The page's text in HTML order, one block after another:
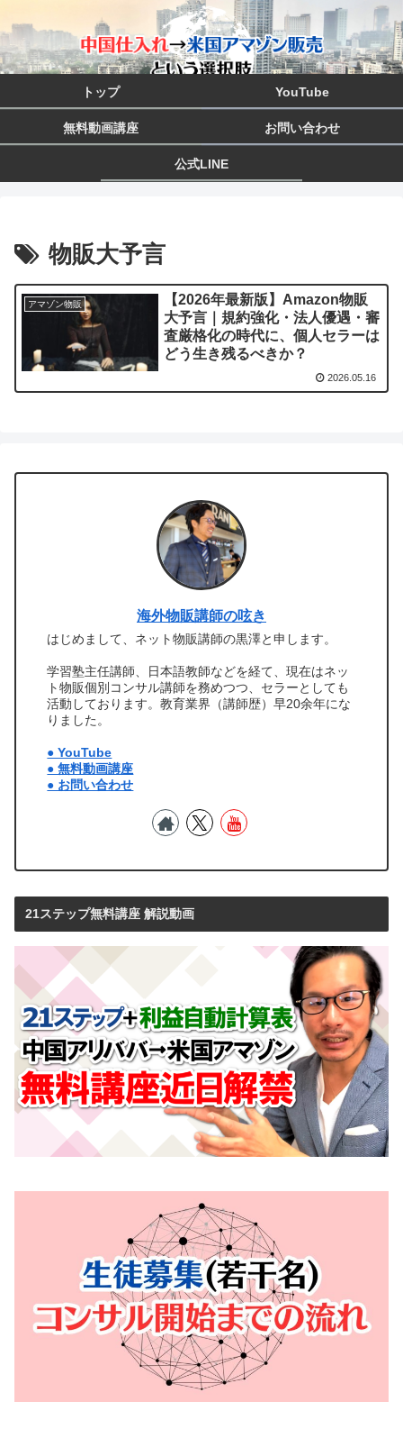
トップ YouTube
無料動画講座 お問い合わせ
公式LINE
物販大予言
アマゾン物販
【2026年最新版】Amazon物販
大予言｜規約強化・法人優遇・審
査厳格化の時代に、個人セラーは
どう生き残るべきか？
2026.05.16
海外物販講師の呟き
はじめまして、ネット物販講師の黒澤と申します。
学習塾主任講師、日本語教師などを経て、現在はネッ
ト物販個別コンサル講師を務めつつ、セラーとしても
活動しております。教育業界（講師歴）早20余年にな
りました。
● YouTube
● 無料動画講座
● お問い合わせ
21ステップ無料講座 解説動画